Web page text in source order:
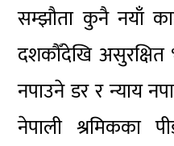
सम्झौता कुनै नयाँ
दशकौँदेखि असुरक्षित
नपाउने डर र न्याय
नेपाली श्रमिकका